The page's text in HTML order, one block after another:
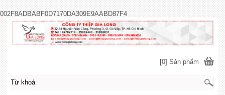
002F8ADBABF0D7170DA309E9AABD87F4
[0] Sản phẩm